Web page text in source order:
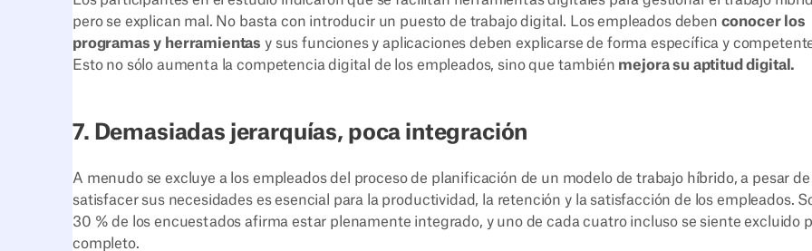
pero se explican mal. No basta con introducir un puesto de trabajo digital. Los empleados deben conocer los
programas y herramientas y sus funciones y aplicaciones deben explicarse de forma específica y
Esto no sólo aumenta la competencia digital de los empleados, sino que también mejora su aptitud digital.
7. Demasiadas jerarquías, poca integración
A menudo se excluye a los empleados del proceso de planificación de un modelo de trabajo híbrido, a pesar
satisfacer sus necesidades es esencial para la productividad, la retención y la satisfacción de los empleados.
30 % de los encuestados afirma estar plenamente integrado, y uno de cada cuatro incluso se siente excluido
completo.